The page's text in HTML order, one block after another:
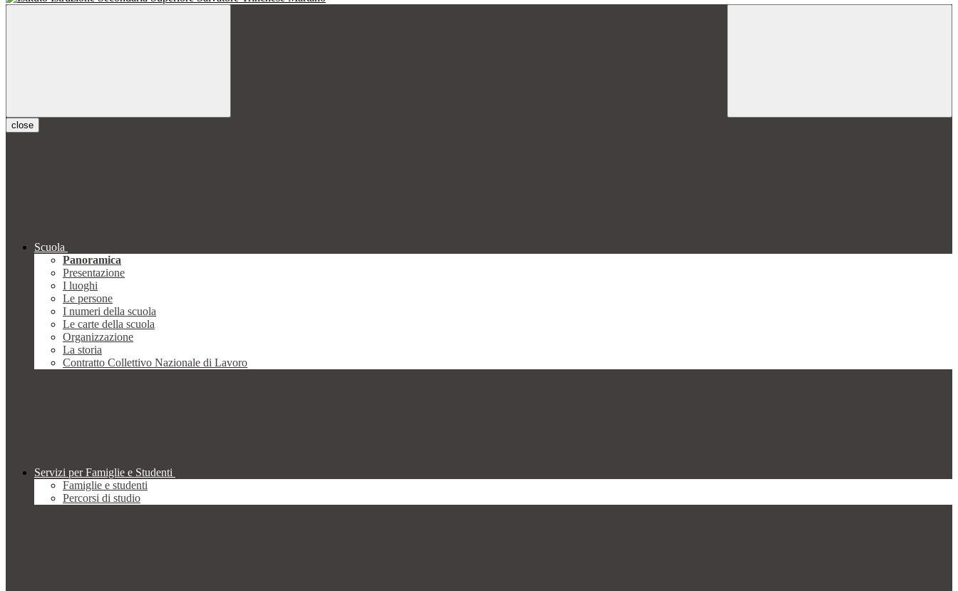
close
Scuola
Panoramica
Presentazione
I luoghi
Le persone
I numeri della scuola
Le carte della scuola
Organizzazione
La storia
Contratto Collettivo Nazionale di Lavoro
Servizi per Famiglie e Studenti
Famiglie e studenti
Percorsi di studio